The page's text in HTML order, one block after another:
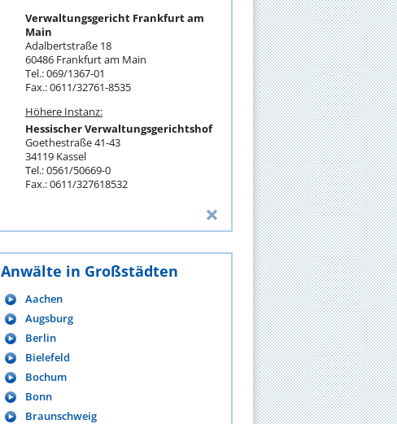
Verwaltungsgericht Frankfurt am
Main
Adalbertstraße 18
60486 Frankfurt am Main
Tel.: 069/1367-01
Fax.: 0611/32761-8535
Höhere Instanz:
Hessischer Verwaltungsgerichtshof
Goethestraße 41-43
34119 Kassel
Tel.: 0561/50669-0
Fax.: 0611/327618532
Anwälte in Großstädten
Aachen
Augsburg
Berlin
Bielefeld
Bochum
Bonn
Braunschweig